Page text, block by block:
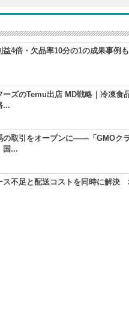
益4倍・欠品率10分の1の成果事例
ーズのTemu出店 MD戦略｜冷凍食
...
の取引をオープンに――「GMOク
国...
ス不足と配送コストを同時に解決